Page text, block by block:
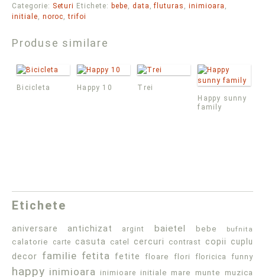
Categorie: Seturi Etichete: bebe, data ,fluturas ,inimioara ,
initiale, noroc,trifoi
Produse similare
Bicicleta Happy 10
Trei
Happy sunny
family
Etichete
aniversare antichizat argint baietel bebe bufnita
calatorie carte casuta catel cercuri contrast copii cuplu
decor familie fetita fetite floare flori floricica funny
happy inimioara inimioare initiale mare munte muzica